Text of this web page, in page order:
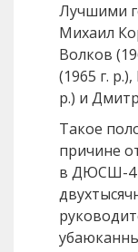
Лучшими
Михаил
Волков
(1965 г.
р.) и
Такое
причине
в ДЮСШ-4